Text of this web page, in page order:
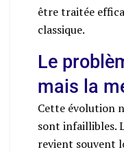
être traitée
classique.
Le
mais la
Cette évolution
sont infaillibles.
revient souvent